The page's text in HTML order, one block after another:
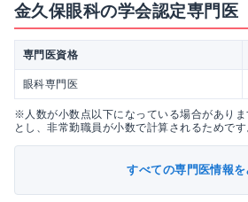
金久保眼科の学会認定専門医
専門医資格
眼科専門医
※人数が小数点以下になっている場合があり
とし、非常勤職員が小数で計算されるためです
すべての専門医情報を